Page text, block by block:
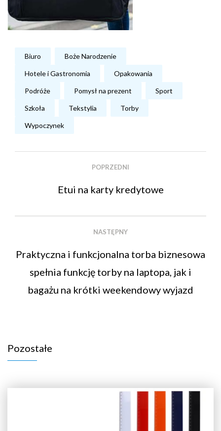
Biuro Boże Narodzenie
Hotele i Gastronomia Opakowania
Podróże Pomysł na prezent Sport
Szkoła Tekstylia Torby
Wypoczynek
POPRZEDNI
Etui na karty kredytowe
NASTĘPNY
Praktyczna i funkcjonalna torba biznesowa
spełnia funkcję torby na laptopa, jak i
bagażu na krótki weekendowy wyjazd
Pozostałe